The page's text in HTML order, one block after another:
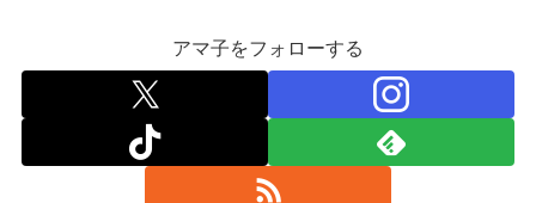
アマ子をフォローする